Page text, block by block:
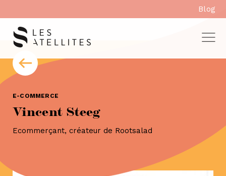
au
contenu
Blog
E-COMMERCE
Vincent Steeg
Ecommerçant, créateur de Rootsalad